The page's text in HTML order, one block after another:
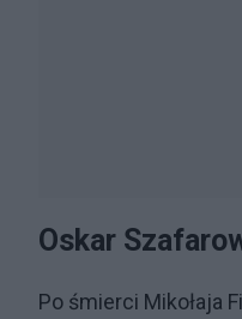
Oskar
Po śmierci Mikołaja